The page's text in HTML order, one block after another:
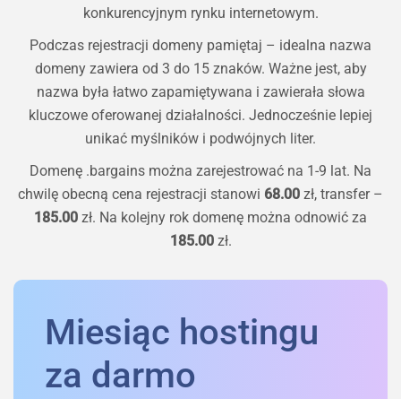
konkurencyjnym rynku internetowym.
Podczas rejestracji domeny pamiętaj – idealna nazwa
domeny zawiera od 3 do 15 znaków. Ważne jest, aby
nazwa była łatwo zapamiętywana i zawierała słowa
kluczowe oferowanej działalności. Jednocześnie lepiej
unikać myślników i podwójnych liter.
Domenę .bargains można zarejestrować na 1-9 lat. Na
chwilę obecną cena rejestracji stanowi 68.00 zł, transfer –
185.00 zł. Na kolejny rok domenę można odnowić za
185.00zł.
Miesiąc hostingu
za darmo